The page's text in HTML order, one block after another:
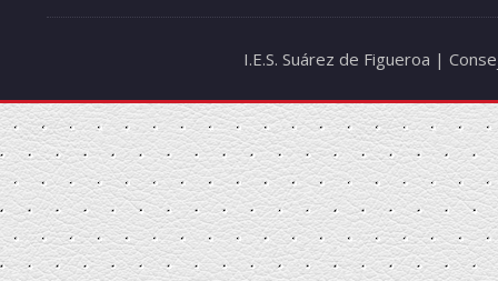
I.E.S. Suárez de Figueroa |